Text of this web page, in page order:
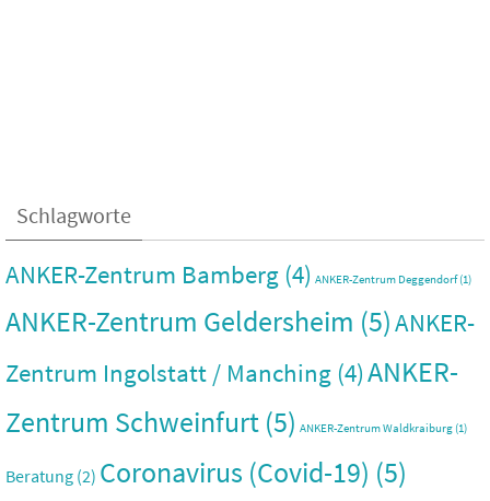
Schlagworte
ANKER-Zentrum Bamberg (4) ANKER-Zentrum Deggendorf(1)
ANKER-Zentrum Geldersheim (5)ANKER-
Zentrum Ingolstatt / Manching (4)ANKER-
Zentrum Schweinfurt (5) ANKER-Zentrum Waldkraiburg (1)
Beratung (2) Coronavirus (Covid-19) (5)